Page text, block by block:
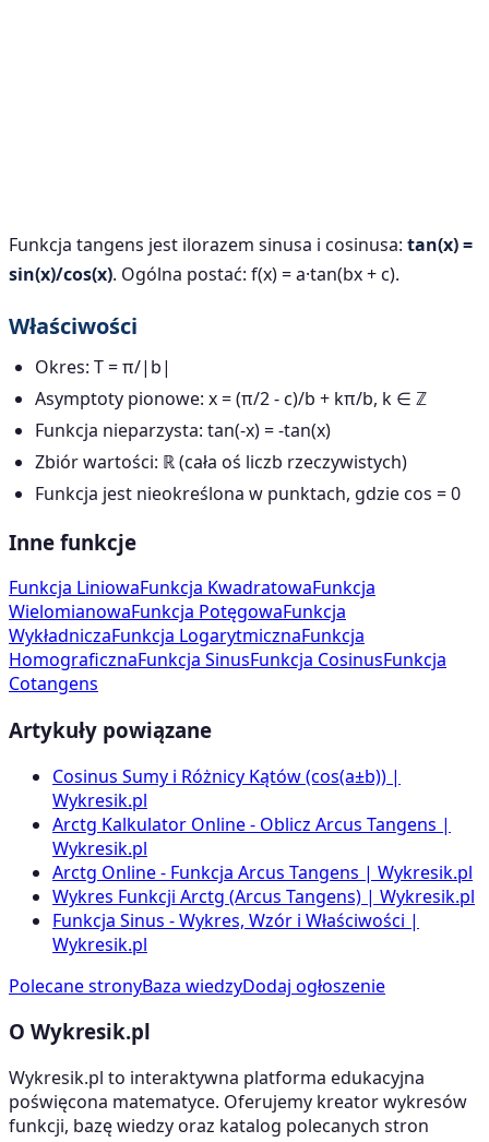
Funkcja tangens jest ilorazem sinusa i cosinusa: tan(x) =
sin(x)/cos(x). Ogólna postać: f(x) = a·tan(bx + c).
Właściwości
Okres: T = π/|b|
Asymptoty pionowe: x = (π/2 - c)/b + kπ/b, k ∈ ℤ
Funkcja nieparzysta: tan(-x) = -tan(x)
Zbiór wartości: ℝ (cała oś liczb rzeczywistych)
Funkcja jest nieokreślona w punktach, gdzie cos = 0
Inne funkcje
Funkcja LiniowaFunkcja KwadratowaFunkcja
WielomianowaFunkcja PotęgowaFunkcja
WykładniczaFunkcja LogarytmicznaFunkcja
HomograficznaFunkcja SinusFunkcja CosinusFunkcja
Cotangens
Artykuły powiązane
Cosinus Sumy i Różnicy Kątów (cos(a±b)) |
Wykresik.pl
Arctg Kalkulator Online - Oblicz Arcus Tangens |
Wykresik.pl
Arctg Online - Funkcja Arcus Tangens | Wykresik.pl
Wykres Funkcji Arctg (Arcus Tangens) | Wykresik.pl
Funkcja Sinus - Wykres, Wzór i Właściwości |
Wykresik.pl
Polecane stronyBaza wiedzyDodaj ogłoszenie
O Wykresik.pl
Wykresik.pl to interaktywna platforma edukacyjna
poświęcona matematyce. Oferujemy kreator wykresów
funkcji, bazę wiedzy oraz katalog polecanych stron